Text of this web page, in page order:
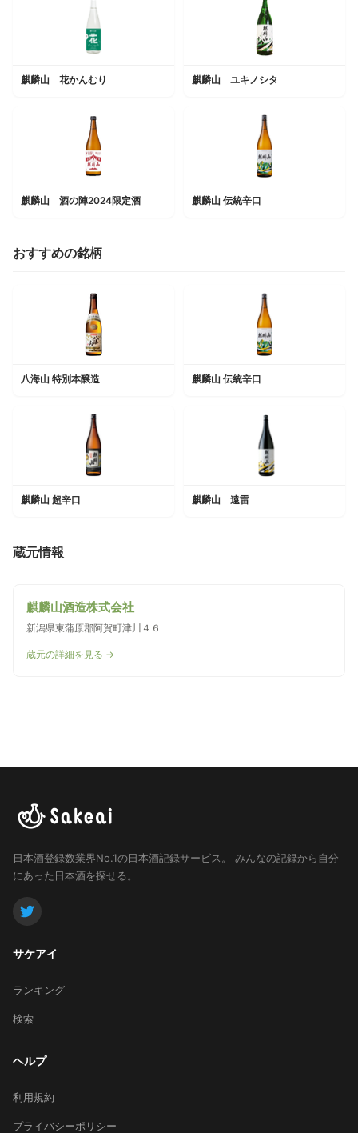
麒麟山 花かんむり 麒麟山 ユキノシタ
麒麟山 酒の陣2024限定酒 麒麟山 伝統辛口
おすすめの銘柄
八海山 特別本醸造 麒麟山 伝統辛口
麒麟山 超辛口 麒麟山 遠雷
蔵元情報
麒麟山酒造株式会社
新潟県東蒲原郡阿賀町津川４６
蔵元の詳細を見る →
日本酒登録数業界No.1の日本酒記録サービス。
みんなの記録から自分
にあった日本酒を探せる。
サケアイ
ランキング
検索
ヘルプ
利用規約
プライバシーポリシー